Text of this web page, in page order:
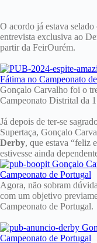
O acordo já estava
entrevista exclusiva ao
partir da FeirOurém.
Gonçalo Carvalho foi o
Campeonato Distrital da
Já depois de ter-se
Supertaça, Gonçalo
Derby, que estava “feliz
estivesse ainda
Agora, não sobram
com um objetivo
Campeonato de Portugal.